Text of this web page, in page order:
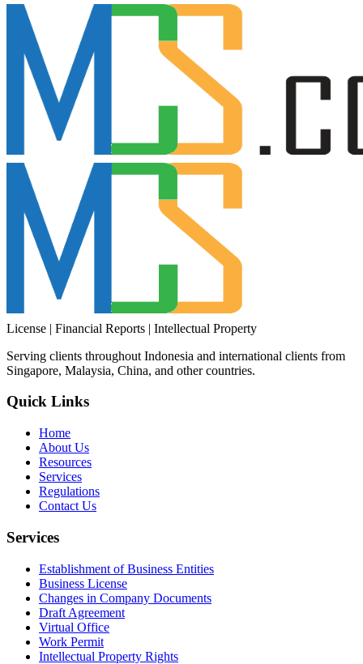
License | Financial Reports | Intellectual Property
Serving clients throughout Indonesia and international clients from
Singapore, Malaysia, China, and other countries.
Quick Links
Home
About Us
Resources
Services
Regulations
Contact Us
Services
Establishment of Business Entities
Business License
Changes in Company Documents
Draft Agreement
Virtual Office
Work Permit
Intellectual Property Rights